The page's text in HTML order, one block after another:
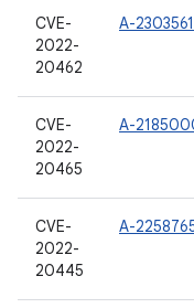
CVE-
2022-
20462
A-
CVE-
2022-
20465
A-
CVE-
2022-
20445
A-